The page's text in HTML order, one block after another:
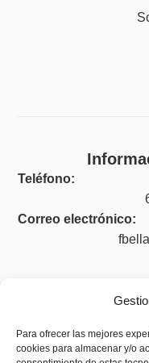
Para ofrecer las mejores
cookies para almacenar y/o
Teléfono:
Correo electrónico: